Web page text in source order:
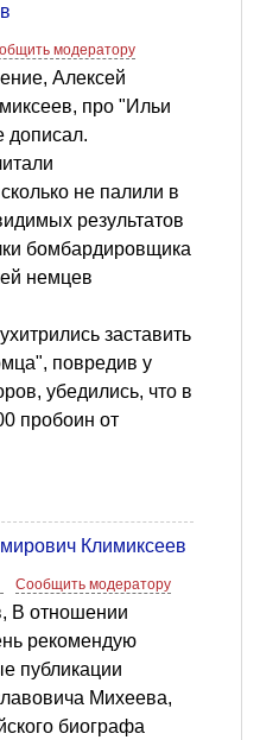
модератору
Алексей
про "Ильи
дописал.
не палили в
результатов
бомбардировщика
немцев
заставить
повредив у
убедились, что в
пробоин от
Климиксеев
Сообщить модератору
В отношении
рекомендую
публикации
Михеева,
биографа